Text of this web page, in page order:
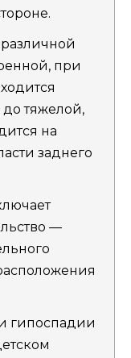
при
до тяжелой,
на
заднего
—
гипоспадии